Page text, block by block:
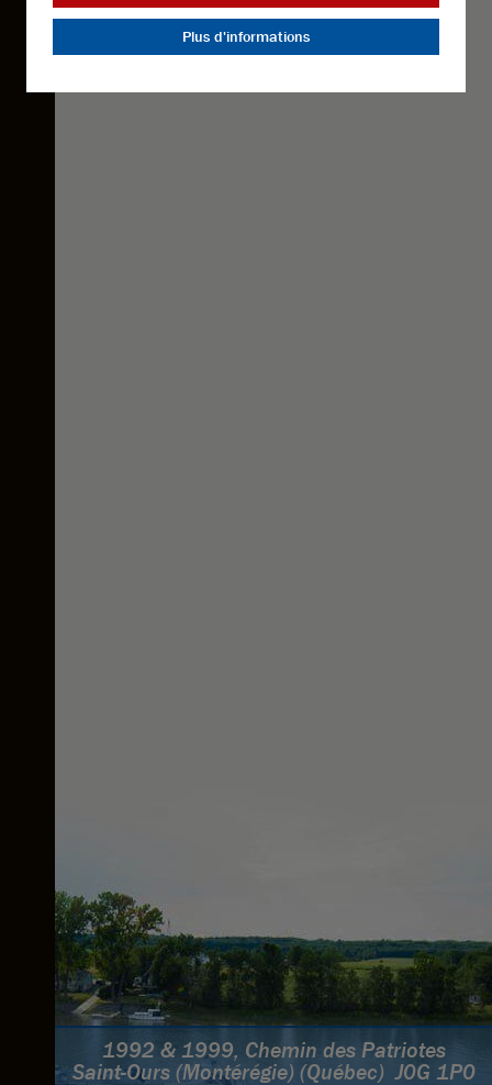
1992 & 1999, Chemin des Patriotes
Saint-Ours (Montérégie) (Québec) J0G 1P0
Plus d'informations